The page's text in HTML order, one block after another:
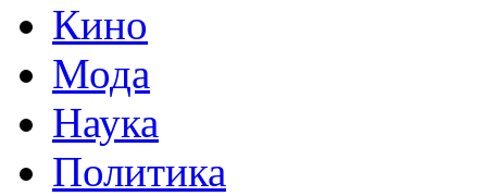
Кино
Мода
Наука
Политика